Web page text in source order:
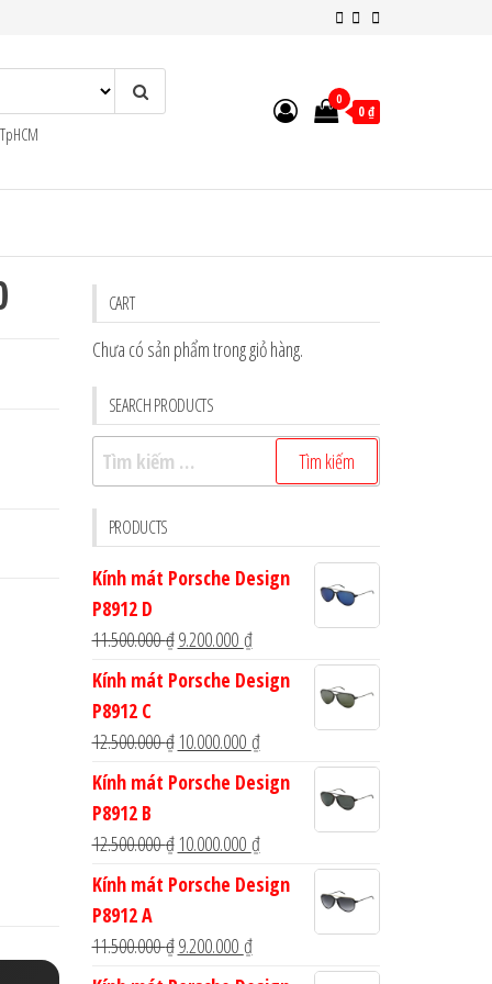
0
0 ₫
CART
Chưa có sản phẩm trong giỏ hàng.
SEARCH PRODUCTS
Tìm
kiếm
cho:
PRODUCTS
Kính mát Porsche Design
P8912 D
11.500.000₫Giá
gốc
11.500.000 ₫.
9.200.000 ₫Giá
hiện
là:
9.200.000 ₫.
Kính mát Porsche Design
P8912 C
12.500.000₫ Giá
gốc
12.500.000 ₫.
10.000.000 ₫Giá
hiện
tại
là:
10.000.000 ₫.
Kính mát Porsche Design
P8912 B
12.500.000₫ Giá
gốc
12.500.000 ₫.
10.000.000 ₫Giá
hiện
tại
10.000.000 ₫.
Kính mát Porsche Design
P8912 A
11.500.000₫Giá
gốc
9.200.000 ₫Giá
hiện